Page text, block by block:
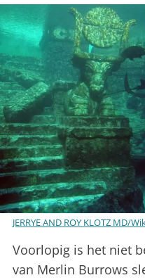
JERRYE AND ROY KLOTZ MD/
Voorlopig is het niet
van Merlin Burrows